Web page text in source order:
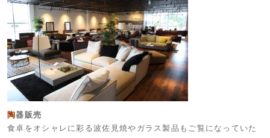
陶器販売
食卓をオシャレに彩る波佐見焼やガラス製品もご覧になっていた